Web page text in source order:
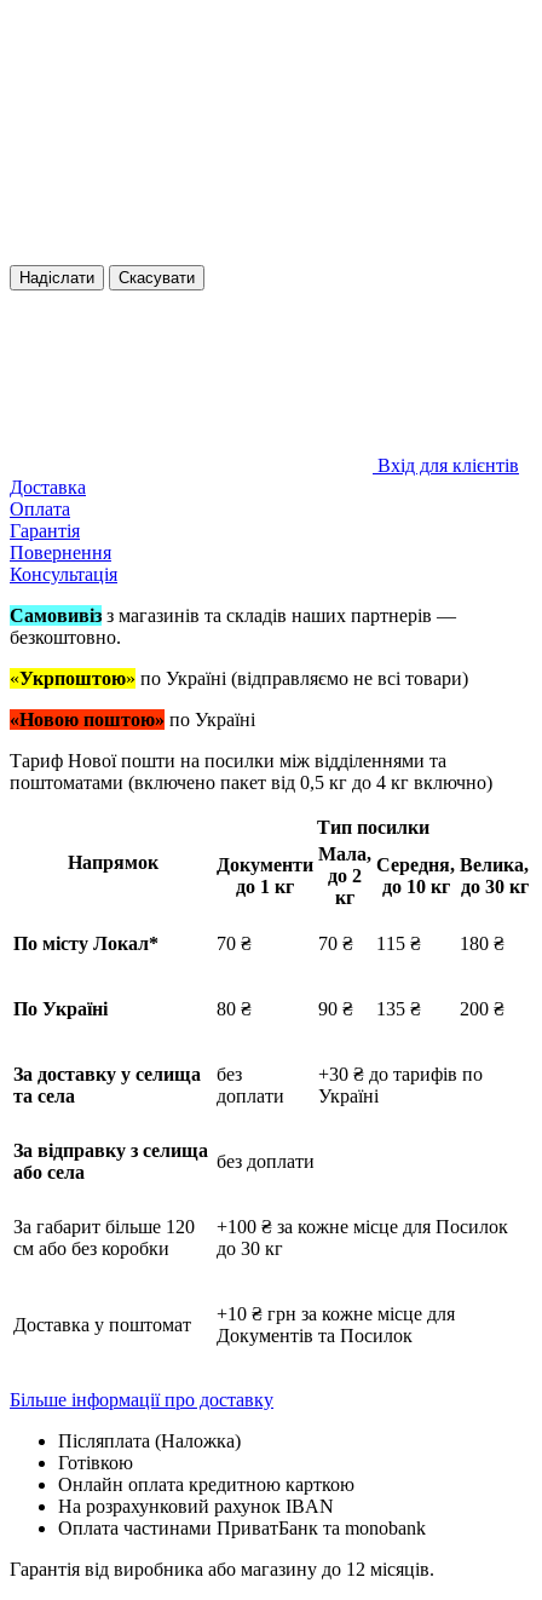
Надіслати Скасувати
Вхід для клієнтів
Доставка
Оплата
Гарантія
Повернення
Консультація
Самовивіз з магазинів та складів наших партнерів —
безкоштовно.
«Укрпоштою» по Україні (відправляємо не всі товари)
«Новою поштою» по Україні
Тариф Нової пошти на посилки між відділеннями та
поштоматами (включено пакет від 0,5 кг до 4 кг включно)
Напрямок
Тип посилки
Документи
до 1 кг
Мала,
до 2
кг
Середня,
до 10 кг
Велика,
до 30 кг
По місту Локал* 70 ₴ 70 ₴ 115 ₴ 180 ₴
По Україні 80 ₴ 90 ₴ 135 ₴ 200 ₴
За доставку у селища
та села
без
доплати
+30 ₴ до тарифів по
Україні
За відправку з селища
або села
без доплати
За габарит більше 120
см або без коробки
+100 ₴ за кожне місце для Посилок
до 30 кг
Доставка у поштомат
+10 ₴ грн за кожне місце для
Документів та Посилок
Більше інформації про доставку
Післяплата (Наложка)
Готівкою
Онлайн оплата кредитною карткою
На розрахунковий рахунок IBAN
Оплата частинами ПриватБанк та monobank
Гарантія від виробника або магазину до 12 місяців.